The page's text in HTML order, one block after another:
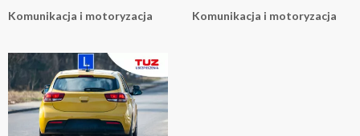
Komunikacja i motoryzacja Komunikacja i motoryzacja